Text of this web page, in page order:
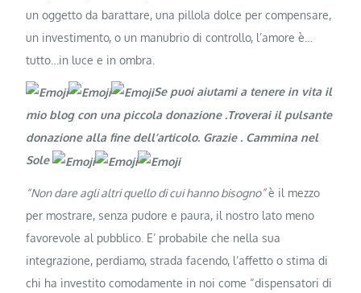
un oggetto da barattare, una pillola dolce per compensare,
un investimento, o un manubrio di controllo, l’amore è…
tutto…in luce e in ombra.
Se puoi aiutami a tenere in vita il
mio blog con una piccola donazione .Troverai il pulsante
donazione alla fine dell’articolo. Grazie. Cammina nel
Sole
“Non dare agli altri quello di cui hanno bisogno”è il mezzo
per mostrare, senza pudore e paura, il nostro lato meno
favorevole al pubblico. E’ probabile che nella sua
integrazione, perdiamo, strada facendo, l’affetto o stima di
chi ha investito comodamente in noi come “dispensatori di